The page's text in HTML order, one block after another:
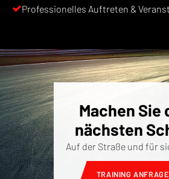
Professionelles Auftreten &
Machen Sie
nächsten
Auf der Straße und für
TRAINING